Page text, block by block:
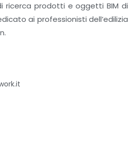
ricerca prodotti e oggetti BIM di
ai professionisti dell’edilizia